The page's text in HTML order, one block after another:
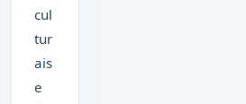
cul
tur
ais
e